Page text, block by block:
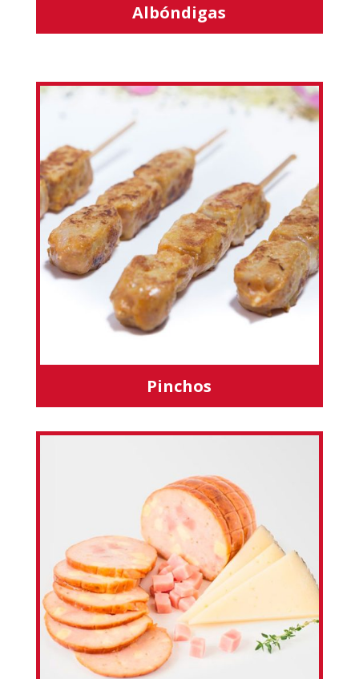
Albóndigas
Pinchos